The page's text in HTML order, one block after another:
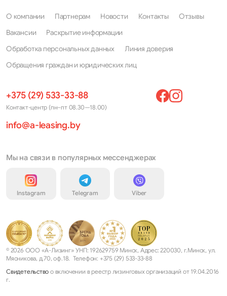
О компании Партнерам Новости Контакты
Отзывы
Вакансии
Раскрытие информации
Обработка персональных данных
Линия доверия
Обращения граждан и юридических лиц
+375 (29) 533-33-88
Контакт-центр (пн–пт 08.30—18.00)
info@a-leasing.by
Мы на связи в популярных мессенджерах
Instagram Telegram Viber
© 2026 ООО «А-Лизинг» УНП: 192629759 Минск, Адрес: 220030, г.Минск, ул.
Мясникова, д.70, оф.18. Телефон: +375 (29) 533-33-88
Свидетельство о включении в реестр лизинговых организаций от 19.04.2016
г.